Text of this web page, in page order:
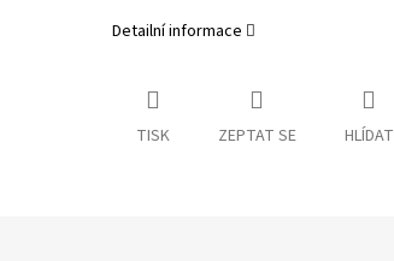
Detailní informace
TISK ZEPTAT SE HLÍDAT